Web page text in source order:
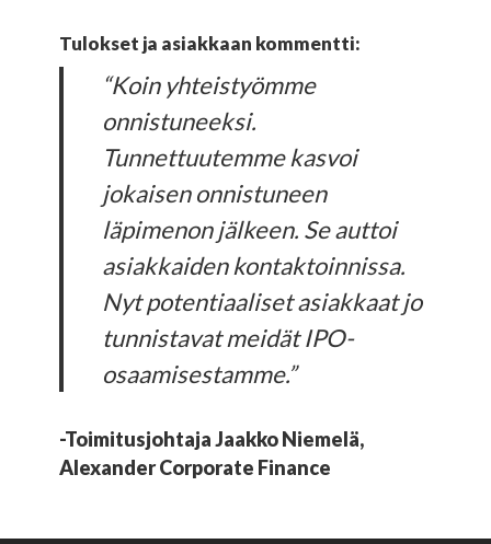
Tulokset ja asiakkaan kommentti:
“Koin yhteistyömme
onnistuneeksi.
Tunnettuutemme kasvoi
jokaisen onnistuneen
läpimenon jälkeen. Se auttoi
asiakkaiden kontaktoinnissa.
Nyt potentiaaliset asiakkaat jo
tunnistavat meidät IPO-
osaamisestamme.”
-Toimitusjohtaja Jaakko Niemelä,
Alexander Corporate Finance